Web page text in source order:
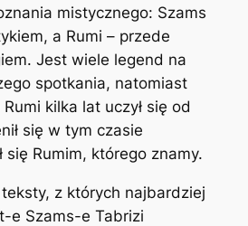
mistycznego: Szams
a Rumi – przede
Jest wiele legend na
spotkania, natomiast
kilka lat uczył się od
się w tym czasie
się Rumim, którego znamy.
teksty, z których najbardziej
e Szams-e Tabrizi